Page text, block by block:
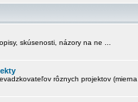
skúsenosti, názory na ne ...
rôznych projektov